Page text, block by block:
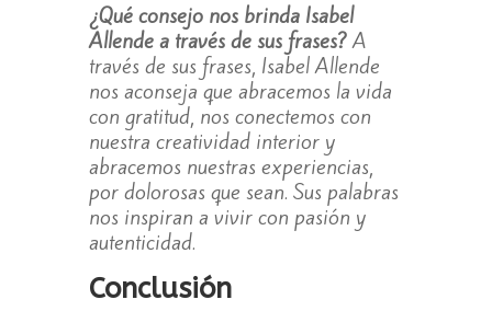
¿Qué consejo nos brinda Isabel
Allende a través de sus frases?A
través de sus frases, Isabel Allende
nos aconseja que abracemos la vida
con gratitud, nos conectemos con
nuestra creatividad interior y
abracemos nuestras experiencias,
por dolorosas que sean. Sus palabras
nos inspiran a vivir con pasión y
autenticidad.
Conclusión